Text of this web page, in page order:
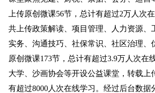
上传原创微课56节，总计有超过2万人次
共上传政策解读、项目管理、人力资源、
实务、沟通技巧、社保常识、社区治理、
原创微课173节，总计有超过3.9万人次在
大学、沙画协会等开设公益课堂，转载上
有超过8000人次在线学习。经过后台数据